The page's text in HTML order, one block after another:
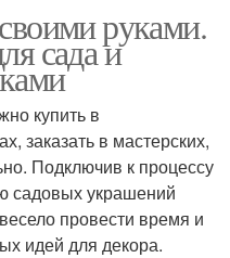
руками.
сада и
купить в
заказать в мастерских,
Подключив к процессу
садовых украшений
провести время и
идей для декора.